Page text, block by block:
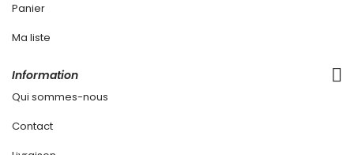
Panier
Ma liste
Information
Qui sommes-nous
Contact